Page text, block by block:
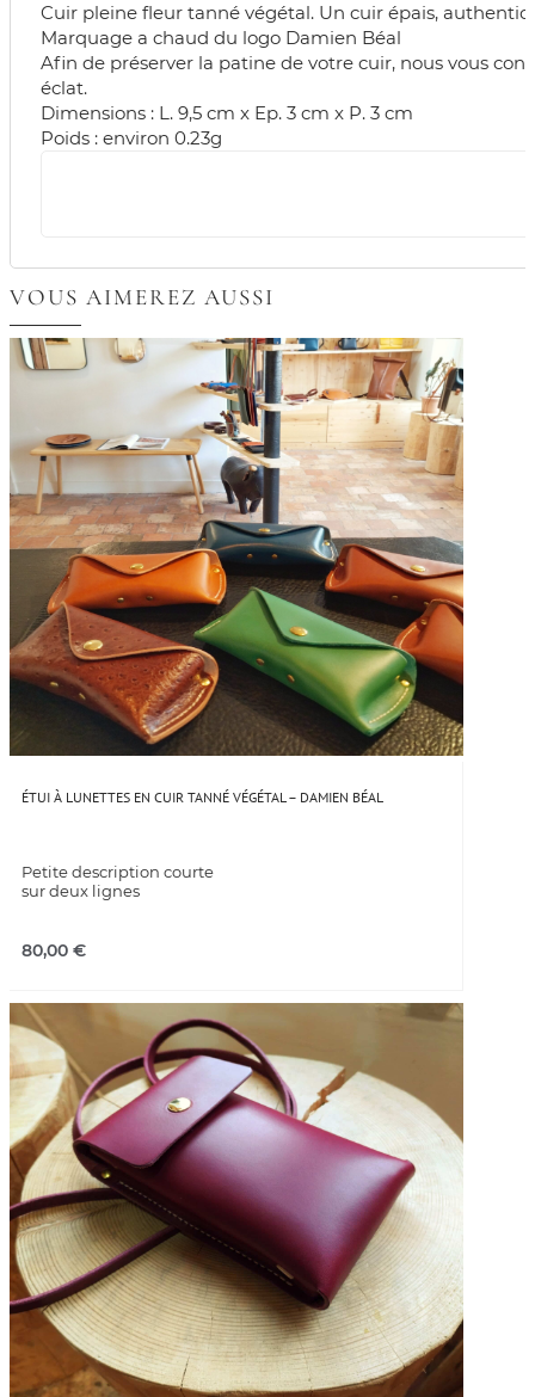
Cuir pleine fleur tanné végétal. Un cuir épais,
Marquage a chaud du logo Damien Béal
Afin de préserver la patine de votre cuir, nous vous
éclat.
Dimensions : L. 9,5 cm x Ep. 3 cm x P. 3 cm
Poids : environ 0.23g
VOUS AIMEREZ AUSSI
ÉTUI À LUNETTES EN CUIR TANNÉ VÉGÉTAL – DAMIEN BÉAL
Petite description courte
sur deux lignes
80,00 €